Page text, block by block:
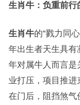
生肖牛：负重前行
生肖牛的“戮力同
年出生者天生具有
年对属牛人而言是
业打压，项目推
在门后，阻挡煞气